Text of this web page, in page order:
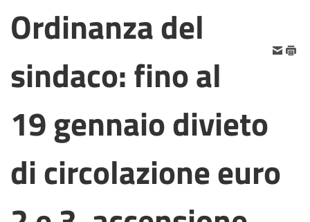
Ordinanza del
sindaco: fino al
19 gennaio divieto
di circolazione euro